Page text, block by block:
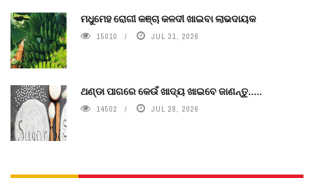
ମଧୁମେହ ରୋଗୀ କଞ୍ଚା କଳଦୀ ଖାଇବା ଲାଭଦାୟକ
15010 JUL 31, 2026
ଥଣ୍ଡା ପାଗରେ କେଉଁ ଖାଦ୍ୟ ଖାଇବେ ଜାଣନ୍ତୁ.....
14502 JUL 28, 2026